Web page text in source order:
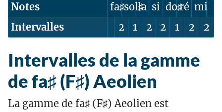
Notes
fa♯sol♯la si do♯ré mi
Intervalles
2 1 2 2 1 2 2
Intervalles de la gamme
de fa♯ (F♯) Aeolien
La gamme de fa♯ (F♯) Aeolien est